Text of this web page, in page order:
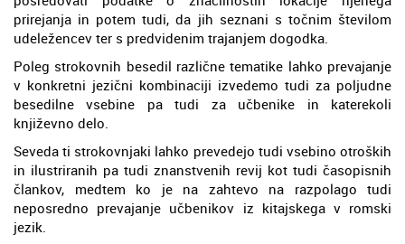
prirejanja in potem tudi, da jih seznani s točnim številom
udeležencev ter s predvidenim trajanjem dogodka.
Poleg strokovnih besedil različne tematike lahko prevajanje
v konkretni jezični kombinaciji izvedemo tudi za poljudne
besedilne vsebine pa tudi za učbenike in katerekoli
književno delo.
Seveda ti strokovnjaki lahko prevedejo tudi vsebino otroških
in ilustriranih pa tudi znanstvenih revij kot tudi časopisnih
člankov, medtem ko je na zahtevo na razpolago tudi
neposredno prevajanje učbenikov iz kitajskega v romski
jezik.